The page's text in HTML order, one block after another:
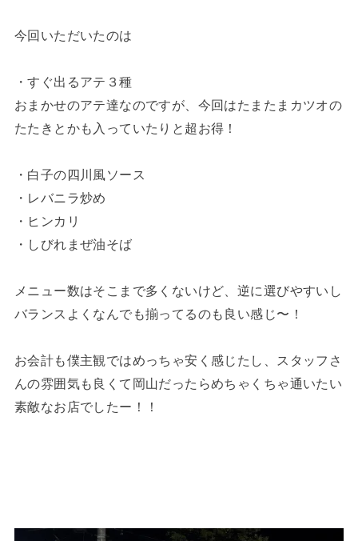
今回いただいたのは
・すぐ出るアテ３種
おまかせのアテ達なのですが、今回はたまたまカツオの
たたきとかも入っていたりと超お得！
・白子の四川風ソース
・レバニラ炒め
・ヒンカリ
・しびれまぜ油そば
メニュー数はそこまで多くないけど、逆に選びやすいし
バランスよくなんでも揃ってるのも良い感じ〜！
お会計も僕主観ではめっちゃ安く感じたし、スタッフさ
んの雰囲気も良くて岡山だったらめちゃくちゃ通いたい
素敵なお店でしたー！！